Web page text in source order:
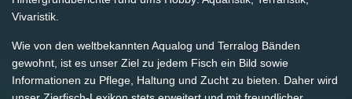
Vivaristik.
Wie von den weltbekannten Aqualog und Terralog Bänden
gewohnt, ist es unser Ziel zu jedem Fisch ein Bild sowie
Informationen zu Pflege, Haltung und Zucht zu bieten. Daher wird